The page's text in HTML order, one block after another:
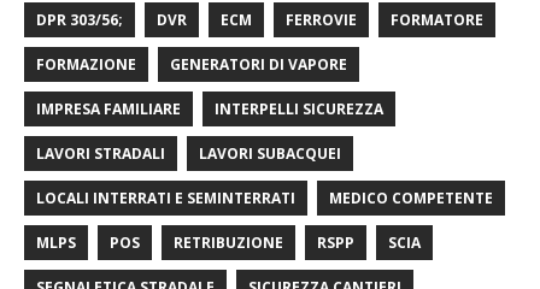
DPR 303/56; DVR ECM FERROVIE FORMATORE
FORMAZIONE GENERATORI DI VAPORE
IMPRESA FAMILIARE INTERPELLI SICUREZZA
LAVORI STRADALI LAVORI SUBACQUEI
LOCALI INTERRATI E SEMINTERRATI MEDICO COMPETENTE
MLPS POS RETRIBUZIONE RSPP SCIA